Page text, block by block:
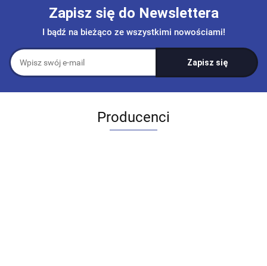
Zapisz się do Newslettera
I bądź na bieżąco ze wszystkimi nowościami!
Producenci